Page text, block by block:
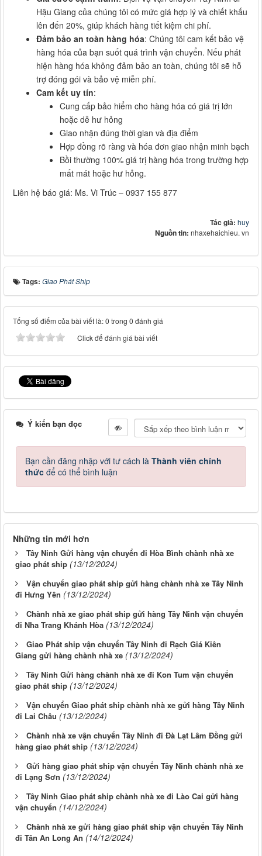
Hậu Giang của chúng tôi có mức giá hợp lý và chiết khấu
lên đến 20%, giúp khách hàng tiết kiệm chi phí.
Đảm bảo an toàn hàng hóa: Chúng tôi cam kết bảo vệ
hàng hóa của bạn suốt quá trình vận chuyển. Nếu phát
hiện hàng hóa không đảm bảo an toàn, chúng tôi sẽ hỗ
trợ đóng gói và bảo vệ miễn phí.
Cam kết uy tín:
Cung cấp bảo hiểm cho hàng hóa có giá trị lớn
hoặc dễ hư hỏng
Giao nhận đúng thời gian và địa điểm
Hợp đồng rõ ràng và hóa đơn giao nhận minh bạch
Bồi thường 100% giá trị hàng hóa trong trường hợp
mất mát hoặc hư hỏng.
Liên hệ báo giá: Ms. Vi Trúc – 0937 155 877
Tác giả: huy
Nguồn tin: nhaxehaichieu. vn
Tags: Giao Phát Ship
Tổng số điểm của bài viết là: 0 trong 0 đánh giá
Click để đánh giá bài viết
Ý kiến bạn đọc
Bạn cần đăng nhập với tư cách là Thành viên chính
thức để có thể bình luận
Những tin mới hơn
Tây Ninh Gửi hàng vận chuyển đi Hòa Bình chành nhà xe
giao phát ship (13/12/2024)
Vận chuyển giao phát ship gửi hàng chành nhà xe Tây Ninh
đi Hưng Yên (13/12/2024)
Chành nhà xe giao phát ship gửi hàng Tây Ninh vận chuyển
đi Nha Trang Khánh Hòa (13/12/2024)
Giao Phát ship vận chuyển Tây Ninh đi Rạch Giá Kiên
Giang gửi hàng chành nhà xe (13/12/2024)
Tây Ninh Gửi hàng chành nhà xe đi Kon Tum vận chuyển
giao phát ship (13/12/2024)
Vận chuyển Giao phát ship chành nhà xe gửi hàng Tây Ninh
đi Lai Châu (13/12/2024)
Chành nhà xe vận chuyển Tây Ninh đi Đà Lạt Lâm Đồng gửi
hàng giao phát ship (13/12/2024)
Gửi hàng giao phát ship vận chuyển Tây Ninh chành nhà xe
đi Lạng Sơn (13/12/2024)
Tây Ninh Giao phát ship chành nhà xe đi Lào Cai gửi hàng
vận chuyển (14/12/2024)
Chành nhà xe gửi hàng giao phát ship vận chuyển Tây Ninh
đi Tân An Long An (14/12/2024)